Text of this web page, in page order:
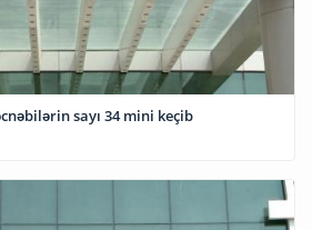
sayı 34 mini keçib